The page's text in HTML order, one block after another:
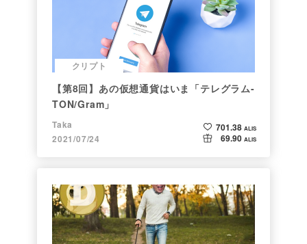
クリプト
【第8回】あの仮想通貨はいま「テレグラム-
TON/Gram」
Taka
2021/07/24
701.38 ALIS
69.90 ALIS